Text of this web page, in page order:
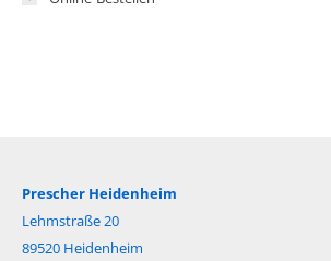
Prescher Heidenheim
Lehmstraße 20
89520 Heidenheim